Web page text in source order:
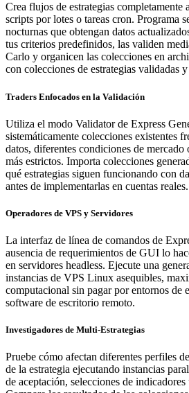
Crea flujos de estrategias completamente
scripts por lotes o tareas cron. Programa
nocturnas que obtengan datos
tus criterios predefinidos, las validen
Carlo y organicen las colecciones en
con colecciones de estrategias validadas
Traders Enfocados en la Validación
Utiliza el modo Validator de Express
sistemáticamente colecciones existentes
datos, diferentes condiciones de mercado
más estrictos. Importa colecciones
qué estrategias siguen funcionando con
antes de implementarlas en cuentas reales.
Operadores de VPS y Servidores
La interfaz de línea de comandos de
ausencia de requerimientos de GUI lo
en servidores headless. Ejecute una
instancias de VPS Linux asequibles,
computacional sin pagar por entornos de
software de escritorio remoto.
Investigadores de Multi-Estrategias
Pruebe cómo afectan diferentes perfiles
de la estrategia ejecutando instancias
de aceptación, selecciones de